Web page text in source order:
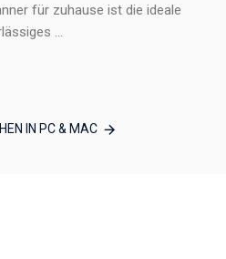
für zuhause ist die ideale
...
IN PC & MAC